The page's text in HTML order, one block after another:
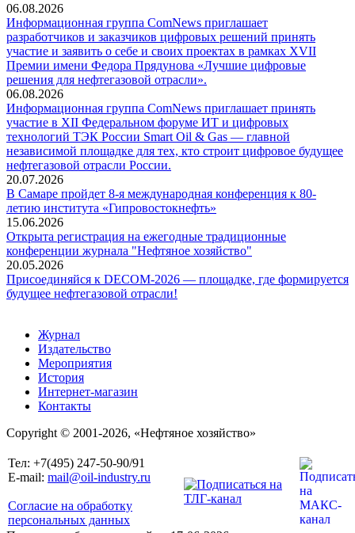
06.08.2026
Информационная группа ComNews приглашает
разработчиков и заказчиков цифровых решений принять
участие и заявить о себе и своих проектах в рамках XVII
Премии имени Федора Прядунова «Лучшие цифровые
решения для нефтегазовой отрасли».
06.08.2026
Информационная группа ComNews приглашает принять
участие в XII Федеральном форуме ИТ и цифровых
технологий ТЭК России Smart Oil & Gas — главной
независимой площадке для тех, кто строит цифровое будущее
нефтегазовой отрасли России.
20.07.2026
В Самаре пройдет 8-я международная конференция к 80-
летию института «Гипровостокнефть»
15.06.2026
Открыта регистрация на ежегодные традиционные
конференции журнала "Нефтяное хозяйство"
20.05.2026
Присоединяйся к DECOM-2026 — площадке, где формируется
будущее нефтегазовой отрасли!
Журнал
Издательство
Мероприятия
История
Интернет-магазин
Контакты
Copyright © 2001-2026, «Нефтяное хозяйство»
Тел: +7(495) 247-50-90/91
E-mail: mail@oil-industry.ru
Согласие на обработку
персональных данных